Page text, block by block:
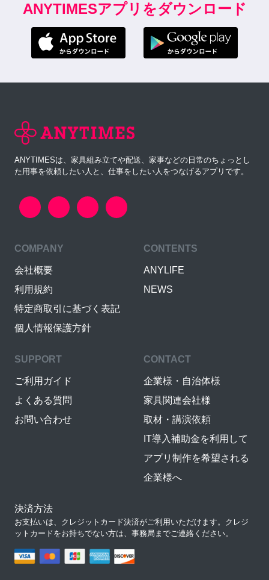
ANYTIMESアプリをダウンロード
ANYTIMESは、家具組み立てや配送、家事などの日常のちょっとし
た用事を依頼したい人と、仕事をしたい人をつなげるアプリです。
COMPANY
会社概要
利用規約
特定商取引に基づく表記
個人情報保護方針
CONTENTS
ANYLIFE
NEWS
SUPPORT
ご利用ガイド
よくある質問
お問い合わせ
CONTACT
企業様・自治体様
家具関連会社様
取材・講演依頼
IT導入補助金を利用して
アプリ制作を希望される
企業様へ
決済方法
お支払いは、クレジットカード決済がご利用いただけます。クレジ
ットカードをお持ちでない方は、事務局までご連絡ください。